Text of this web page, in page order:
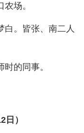
场。
。皆张、南二人
的同事。
日）